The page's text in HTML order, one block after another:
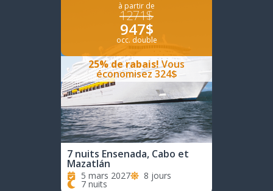
à partir de
1271$
947$
occ. double
25% de rabais!Vous
économisez 324$
7 nuits Ensenada, Cabo et
Mazatlán
5 mars 2027 8 jours
7 nuits